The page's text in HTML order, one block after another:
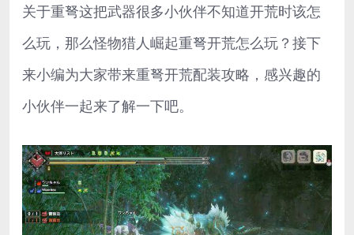
关于重弩这把武器很多小伙伴不知道开荒时该怎
么玩，那么怪物猎人崛起重弩开荒怎么玩？接下
来小编为大家带来重弩开荒配装攻略，感兴趣的
小伙伴一起来了解一下吧。